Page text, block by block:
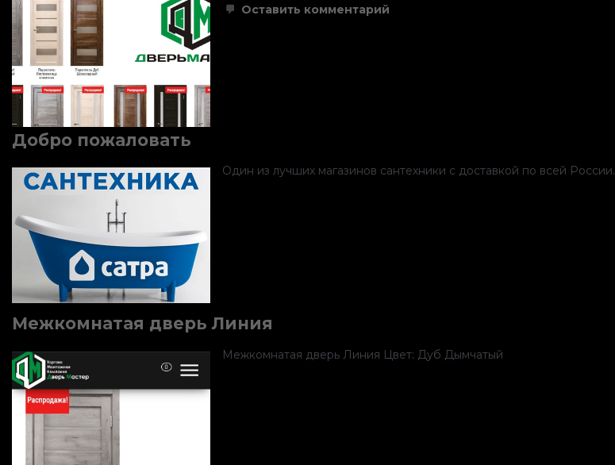
Оставить комментарий
Добро пожаловать
Один из лучших магазинов сантехники с доставкой по всей России.
Межкомнатая дверь Линия
Межкомнатая дверь Линия Цвет: Дуб Дымчатый